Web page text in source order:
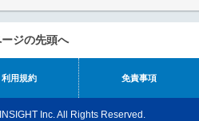
ジの先頭へ
利用規約 免責事項
Inc. All Rights Reserved.